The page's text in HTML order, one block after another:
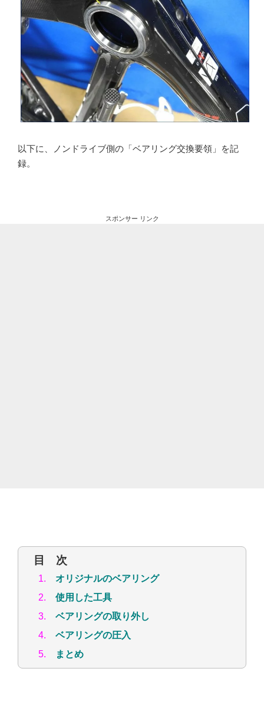
以下に、ノンドライブ側の「ベアリング交換要領」を記
録。
スポンサー リンク
目 次
1. オリジナルのベアリング
2. 使用した工具
3. ベアリングの取り外し
4. ベアリングの圧入
5.
まとめ